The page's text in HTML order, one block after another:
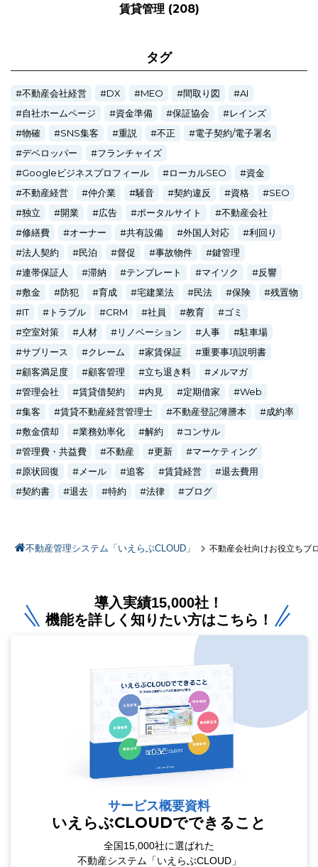
賃貸管理 (208)
タグ
不動産会社経営 DX MEO 間取り図
AI
自社ホームページ
資金準備 保証協会
レインズ
物確
SNS集客 重説 不正
電子契約/電子署名
デベロッパー
フランチャイズ
Googleビジネスプロフィール
ローカルSEO
資金
不動産経営
仲介業 騒音 契約違反 資格
SEO
独立
開業 広告 ポータルサイト
不動産会社
修繕費
オーナー 共有設備 外国人対応
利回り
法人契約
民泊 督促 事故物件
鍵管理
連帯保証人
滞納 テンプレート マイソク
反響
敷金
防犯 育成 宅建業法 民法 保険
残置物
IT
トラブル CRM 社員 教育
ゴミ
空室対策
人材 リノベーション 人事
駐車場
サブリース
クレーム 家賃保証
重要事項説明書
顧客満足度
顧客管理 立ち退き料
メルマガ
管理会社
賃貸借契約 内見 定期借家
Web
集客
賃貸不動産経営管理士 不動産登記簿謄本
成約率
敷金償却
業務効率化 解約
コンサル
管理費・共益費
不動産 更新
マーケティング
原状回復
メール 追客 賃貸経営
退去費用
契約書
退去 特約 法律 ブログ
不動産管理システム「いえらぶCLOUD」 不動産会社向けお役立ちブ
導入実績15,000社！
機能を詳しく知りたい方はこちら！
サービス概要資料
いえらぶCLOUDでできること
全国15,000社に選ばれた
不動産システム「いえらぶCLOUD」